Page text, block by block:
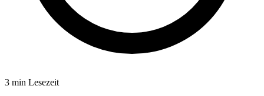
3 min Lesezeit